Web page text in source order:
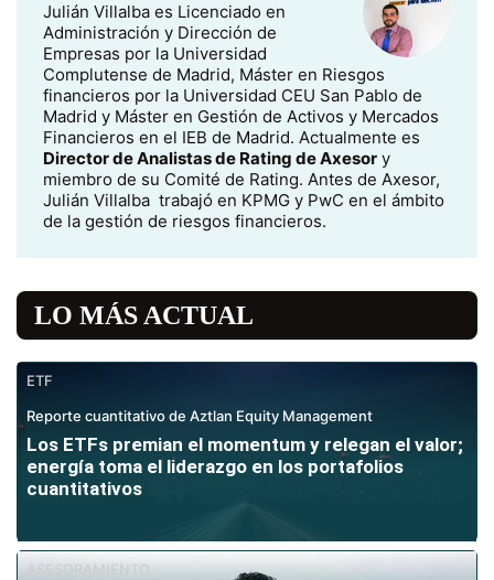
Julián Villalba es Licenciado en
Administración y Dirección de
Empresas por la Universidad
Complutense de Madrid, Máster en Riesgos
financieros por la Universidad CEU San Pablo de
Madrid y Máster en Gestión de Activos y Mercados
Financieros en el IEB de Madrid. Actualmente es
Director de Analistas de Rating de Axesor y
miembro de su Comité de Rating. Antes de Axesor,
Julián Villalba trabajó en KPMG y PwC en el ámbito
de la gestión de riesgos financieros.
LO MÁS ACTUAL
ETF
Reporte cuantitativo de Aztlan Equity Management
Los ETFs premian el momentum y relegan el valor;
energía toma el liderazgo en los portafolios
cuantitativos
ASESORAMIENTO